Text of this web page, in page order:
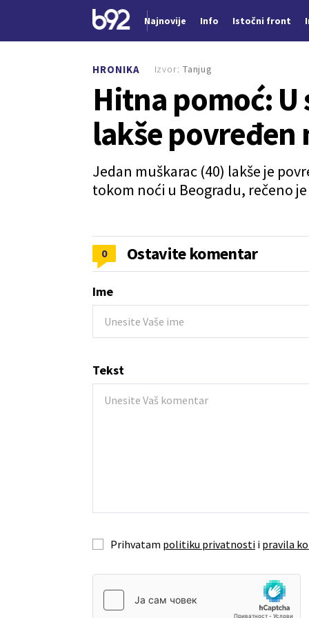
Najnovije Info Istočni front
HRONIKA
Hitna pomoć:
lakše povređen
Jedan muškarac (40) lakše je
tokom noći u Beogradu, rečeno
Izvor: Tanjug
0 Ostavite komentar
Ime
Tekst
Prihvatam politiku privatnosti i pravila